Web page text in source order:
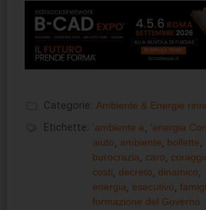
Categorie: Ambiente & Energie
Etichette: 'ambiente e 'energia Con
aiuto
ambiente bollette
burocrazia
caro
costi
decreto dinamico
energia
esecutivo
formazione del Governo